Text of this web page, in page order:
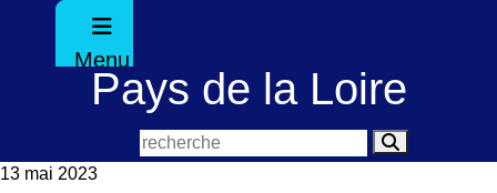
Menu
Pays de la Loire
13 mai 2023